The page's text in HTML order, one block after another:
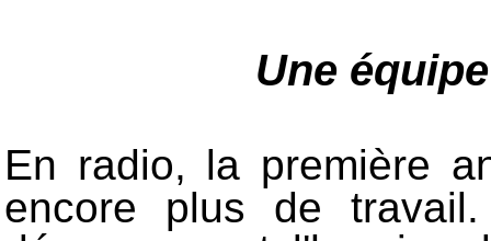
Une
En radio, la première
encore plus de